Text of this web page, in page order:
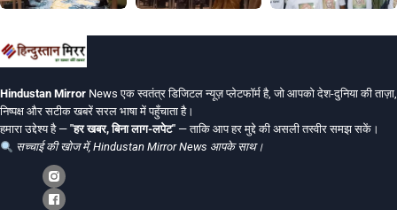
Hindustan Mirror News एक स्वतंत्र डिजिटल न्यूज़ प्लेटफॉर्म है, जो आपको देश-दुनिया की ताज़ा,
निष्पक्ष और सटीक खबरें सरल भाषा में पहुँचाता है।
हमारा उद्देश्य है — "हर खबर, बिना लाग-लपेट" — ताकि आप हर मुद्दे की असली तस्वीर समझ सकें।
सच्चाई की खोज में, Hindustan Mirror News आपके साथ।